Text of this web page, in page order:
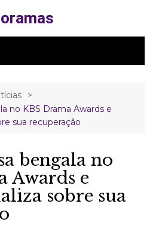
no KBS Drama Awards e
sua recuperação
bengala no
Awards e
sobre sua